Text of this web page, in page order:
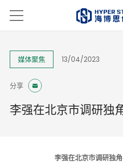
媒体聚焦 13/04/2023
分享
李强在北京市调研独
李强在北京市调研独